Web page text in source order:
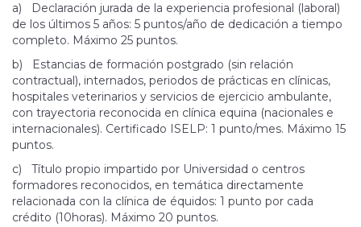
a) Declaración jurada de la experiencia profesional (laboral)
de los últimos 5 años: 5 puntos/año de dedicación a tiempo
completo. Máximo 25 puntos.
b) Estancias de formación postgrado (sin relación
contractual), internados, periodos de prácticas en clínicas,
hospitales veterinarios y servicios de ejercicio ambulante,
con trayectoria reconocida en clínica equina (nacionales e
internacionales). Certificado ISELP: 1 punto/mes. Máximo 15
puntos.
c) Título propio impartido por Universidad o centros
formadores reconocidos, en temática directamente
relacionada con la clínica de équidos: 1 punto por cada
crédito (10horas). Máximo 20 puntos.